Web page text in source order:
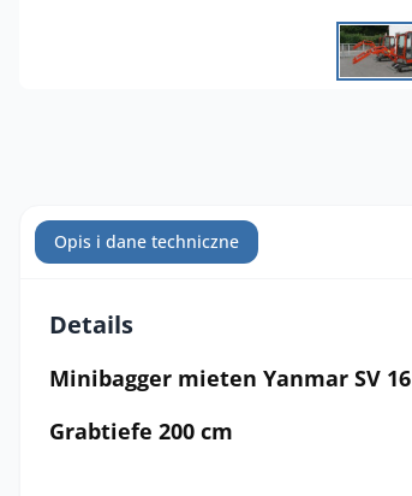
Opis i dane techniczne
Details
Minibagger mieten Yanmar SV 16
Grabtiefe 200 cm